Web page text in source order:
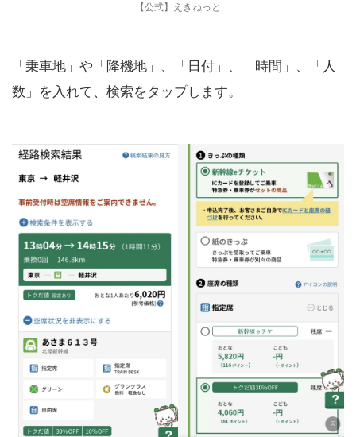
【公式】えきねっと
「乗車地」や「降機地」、「日付」、「時間」、「人
数」を入れて、検索をタップします。